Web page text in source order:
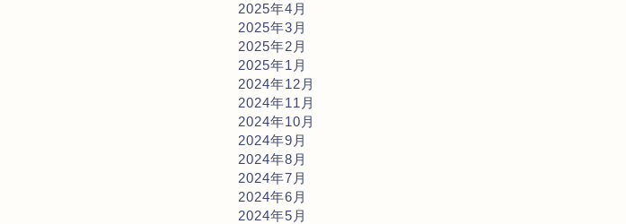
2025年4月
2025年3月
2025年2月
2025年1月
2024年12月
2024年11月
2024年10月
2024年9月
2024年8月
2024年7月
2024年6月
2024年5月